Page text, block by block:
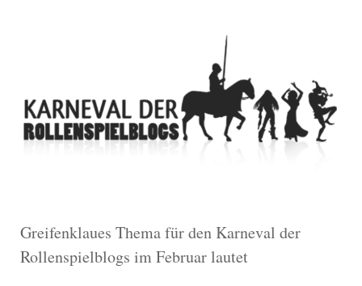
Greifenklaues Thema für den Karneval der
Rollenspielblogs im Februar lautet